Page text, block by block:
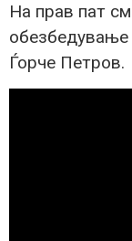
На прав пат
Ѓорче Петров.